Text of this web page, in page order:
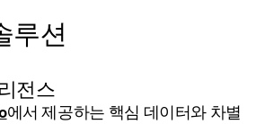
루션​
전스
에서 제공하는 핵심 데이터와 차별